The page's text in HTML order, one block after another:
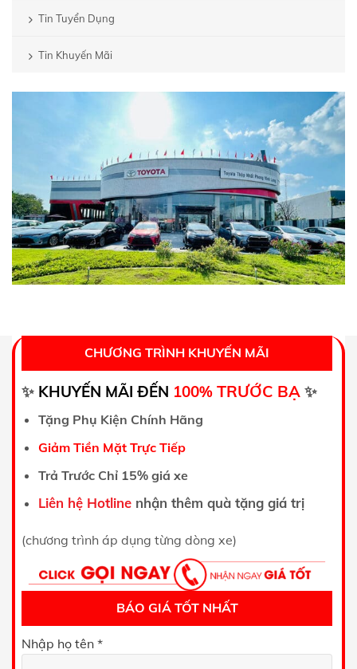
Tin Tuyển Dụng
Tin Khuyến Mãi
CHƯƠNG TRÌNH KHUYẾN MÃI
✨ KHUYẾN MÃI ĐẾN 100% TRƯỚC BẠ ✨
Tặng Phụ Kiện Chính Hãng
Giảm Tiền Mặt Trực Tiếp
Trả Trước Chỉ 15% giá xe
Liên hệ Hotlinenhận thêm quà tặng giá trị
(chương trình áp dụng từng dòng xe)
BÁO GIÁ TỐT NHẤT
Nhập họ tên *